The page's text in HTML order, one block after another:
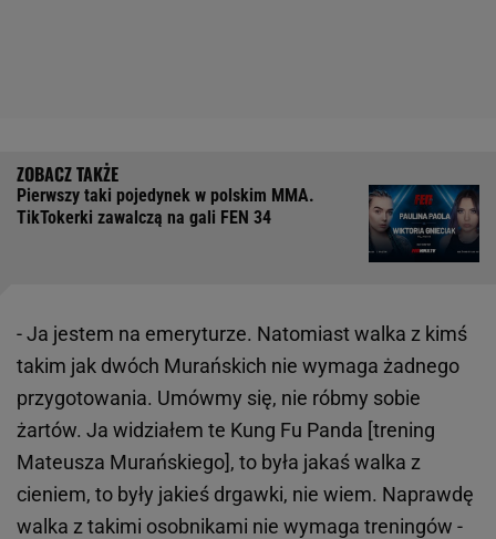
Pierwszy taki pojedynek w polskim MMA.
TikTokerki zawalczą na gali FEN 34
- Ja jestem na emeryturze. Natomiast walka z kimś
takim jak dwóch Murańskich nie wymaga żadnego
przygotowania. Umówmy się, nie róbmy sobie
żartów. Ja widziałem te Kung Fu Panda [trening
Mateusza Murańskiego], to była jakaś walka z
cieniem, to były jakieś drgawki, nie wiem. Naprawdę
walka z takimi osobnikami nie wymaga treningów -